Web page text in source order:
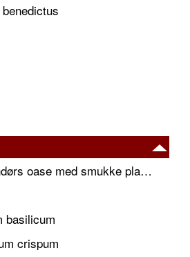
Skab en frodig udendørs oase med smukke plantekrukker og elegante espalier
basilicum
crispum